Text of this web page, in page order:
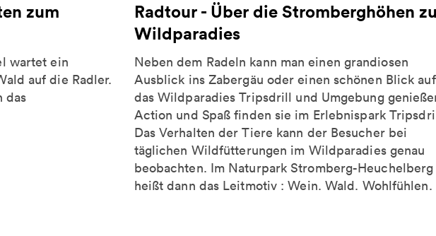
zum
wartet ein
auf die Radler.
das
Radtour - Über die Stromberghöhen
Wildparadies
Neben dem Radeln kann man einen grandiosen
Ausblick ins Zabergäu oder einen schönen Blick auf
das Wildparadies Tripsdrill und Umgebung
Action und Spaß finden sie im Erlebnispark
Das Verhalten der Tiere kann der Besucher bei
täglichen Wildfütterungen im Wildparadies genau
beobachten. Im Naturpark Stromberg-Heuchelberg
heißt dann das Leitmotiv : Wein. Wald. Wohlfühlen.